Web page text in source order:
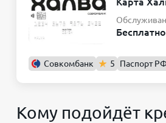
Бесплатно
Совкомбанк 5 Паспорт
Кому подойдёт